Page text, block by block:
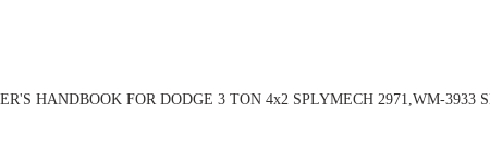
HANDBOOK FOR DODGE 3 TON 4x2 SPLYMECH 2971,WM-3933